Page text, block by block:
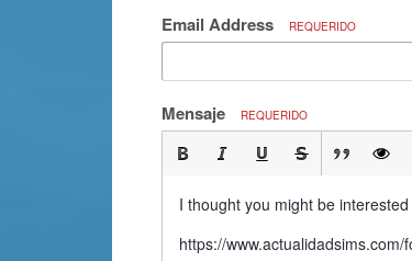
Email Address REQUERIDO
Mensaje REQUERIDO
I thought you might be
https://